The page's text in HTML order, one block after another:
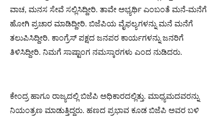
ವಾಚ, ಮನಸ ಸೇವೆ ಸಲ್ಲಿಸಿದ್ದೀರಿ. ತಾವೇ ಅಭ್ಯರ್ಥಿ ಎಂಬಂತೆ ಮನೆ-ಮನೆಗೆ
ಹೋಗಿ ಪ್ರಚಾರ ಮಾಡಿದ್ದೀರಿ. ಬಿಜೆಪಿಯ ವೈಫಲ್ಯಗಳನ್ನು ಮನೆ ಮನೆಗೆ
ತಲುಪಿಸಿದ್ದೀರಿ. ಕಾಂಗ್ರೆಸ್ ಪಕ್ಷದ ಜನಪರ ಕಾರ್ಯಗಳನ್ನು ಜನರಿಗೆ
ತಿಳಿಸಿದ್ದೀರಿ. ನಿಮಗೆ ಸಾಷ್ಟಾಂಗ ನಮಸ್ಕಾರಗಳು ಎಂದ ನುಡಿದರು.
ಕೇಂದ್ರ ಹಾಗೂ ರಾಜ್ಯದಲ್ಲಿ ಬಿಜೆಪಿ ಅಧಿಕಾರದಲ್ಲಿತ್ತು. ಮಾಧ್ಯಮದವರನ್ನು
ನಿಯಂತ್ರಣ ಮಾಡುತ್ತಿದ್ದರು. ಹಣದ ಪ್ರಭಾವ ಕೂಡ ಬಿಜೆಪಿ ಅವರ ಬಳಿ